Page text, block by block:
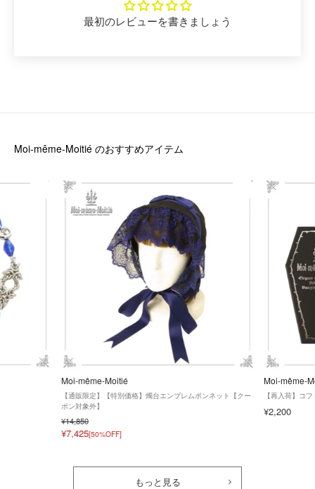
最初のレビューを書きましょう
Moi-même-Moitié のおすすめアイテム
Moi-même-Moitié
【通販限定】【特別価格】燭台エンブレムボンネット【クー
ポン対象外】
¥14,850
¥7,425[50%OFF]
Moi-même-
【再入荷】コ
¥2,200
もっと見る